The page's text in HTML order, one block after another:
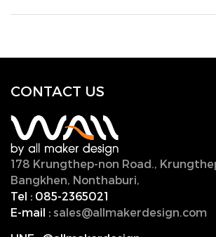
CONTACT US
178 Krungthep-non Road.,
Bangkhen, Nonthaburi,
Tel : 085-2365021
E-mail : sales@allmakerdesign.com